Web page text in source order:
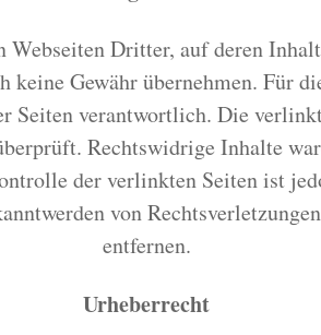
Dritter, auf deren
Gewähr übernehmen. Für
Seiten verantwortlich. Die
Rechtswidrige Inhalte
der verlinkten Seiten ist
von
entfernen.
Urheberrecht